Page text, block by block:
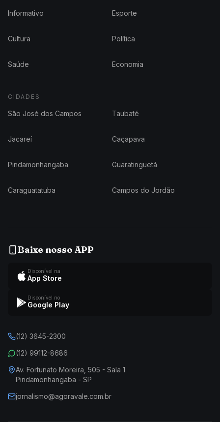
Informativo Esporte
Cultura Política
Saúde Economia
CIDADES
São José dos Campos Taubaté
Jacareí Caçapava
Pindamonhangaba Guaratinguetá
Caraguatatuba Campos do Jordão
Baixe nosso APP
Disponível na
App Store
Disponível no
Google Play
(12) 3645-2300
(12) 99112-8686
Av. Fortunato Moreira, 505 - Sala 1
Pindamonhangaba - SP
jornalismo@agoravale.com.br